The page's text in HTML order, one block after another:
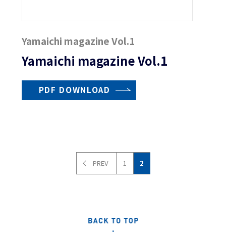
Yamaichi magazine Vol.1
Yamaichi magazine Vol.1
PDF DOWNLOAD
PREV 1 2